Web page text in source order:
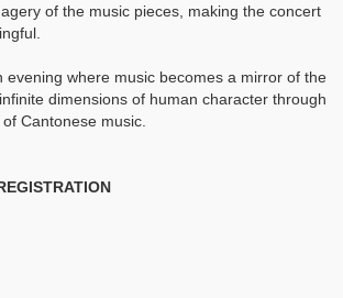
of the music pieces, making the concert
evening where music becomes a mirror of the
dimensions of human character through
Cantonese music.